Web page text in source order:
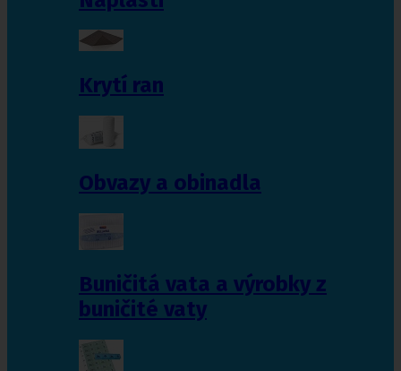
Krytí ran
Obvazy a obinadla
Buničitá vata a výrobky z
buničité vaty